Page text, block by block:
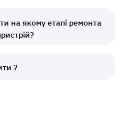
на якому етапі ремонта
?